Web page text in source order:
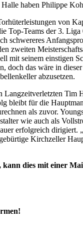
haben Philippe
von
Top-Teams der 3.
schwereres
zweiten
mit seinem einstigen
doch das wäre in
abzusetzen.
Langzeitverletzten
bleibt für die
als zuvor.
wie auch als
erfolgreich dirigiert.
Kirchzeller
dies mit einer